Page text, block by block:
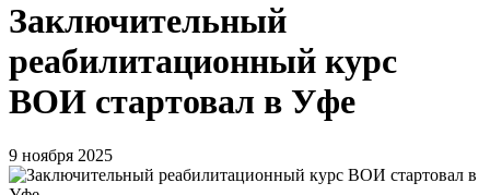
Заключительный
реабилитационный курс
ВОИ стартовал в Уфе
9 ноября 2025